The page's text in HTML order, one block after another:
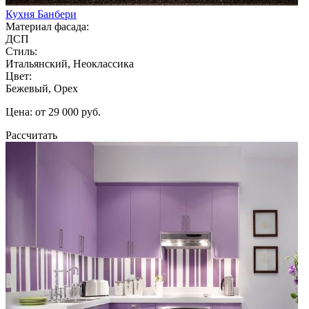
Кухня Банбери
Материал фасада:
ДСП
Стиль:
Итальянский, Неоклассика
Цвет:
Бежевый, Орех
Цена: от 29 000 руб.
Рассчитать